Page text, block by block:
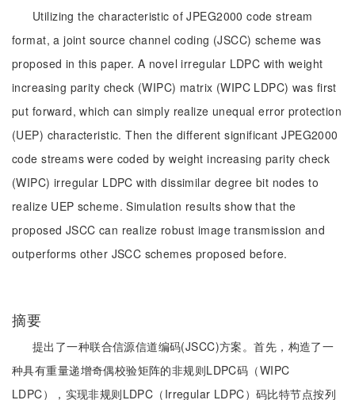
Utilizing the characteristic of JPEG2000 code stream
format, a joint source channel coding (JSCC) scheme was
proposed in this paper. A novel irregular LDPC with weight
increasing parity check (WIPC) matrix (WIPC LDPC) was first
put forward, which can simply realize unequal error protection
(UEP) characteristic. Then the different significant JPEG2000
code streams were coded by weight increasing parity check
(WIPC) irregular LDPC with dissimilar degree bit nodes to
realize UEP scheme. Simulation results show that the
proposed JSCC can realize robust image transmission and
outperforms other JSCC schemes proposed before.
摘要
提出了一种联合信源信道编码(JSCC)方案。首先，构造了一
种具有重量递增奇偶校验矩阵的非规则LDPC码（WIPC
LDPC），实现非规则LDPC（Irregular LDPC）码比特节点按列